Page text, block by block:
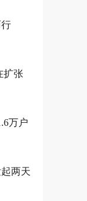
扩张
万户
两天